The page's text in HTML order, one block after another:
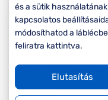
Korábbi ár: 50.000
Akciós ár:
A feltűntetett ár a
Készleten
és a sütik
kapcsolatos
módosíthatod a
feliratra kattintva.
Elutasítás